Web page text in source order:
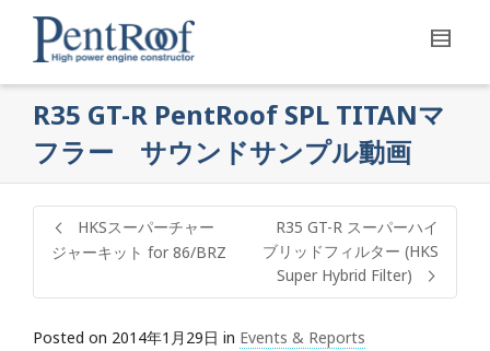
R35 GT-R PentRoof SPL TITANマ
フラー サウンドサンプル動画
HKSスーパーチャー
ジャーキット for 86/BRZ
R35 GT-R スーパーハイ
ブリッドフィルター (HKS
Super Hybrid Filter)
Posted on 2014年1月29日 in Events & Reports